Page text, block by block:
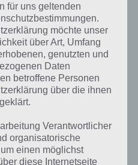
zur Lösung
hat dieses eigentlich und was
auch zu Reise durch die Zeit?
wir daher auch immer eine
für uns geltenden
möchte unser
über Art, Umfang
genutzten und
Daten
betroffene Personen
über die ihnen
Verantwortlicher
organisatorische
einen möglichst
diese Internetseite